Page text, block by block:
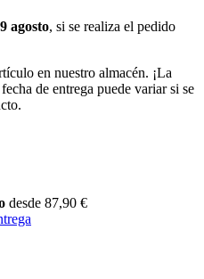
agosto, si se realiza el pedido
en nuestro almacén. ¡La
de entrega puede variar si se
desde 87,90 €